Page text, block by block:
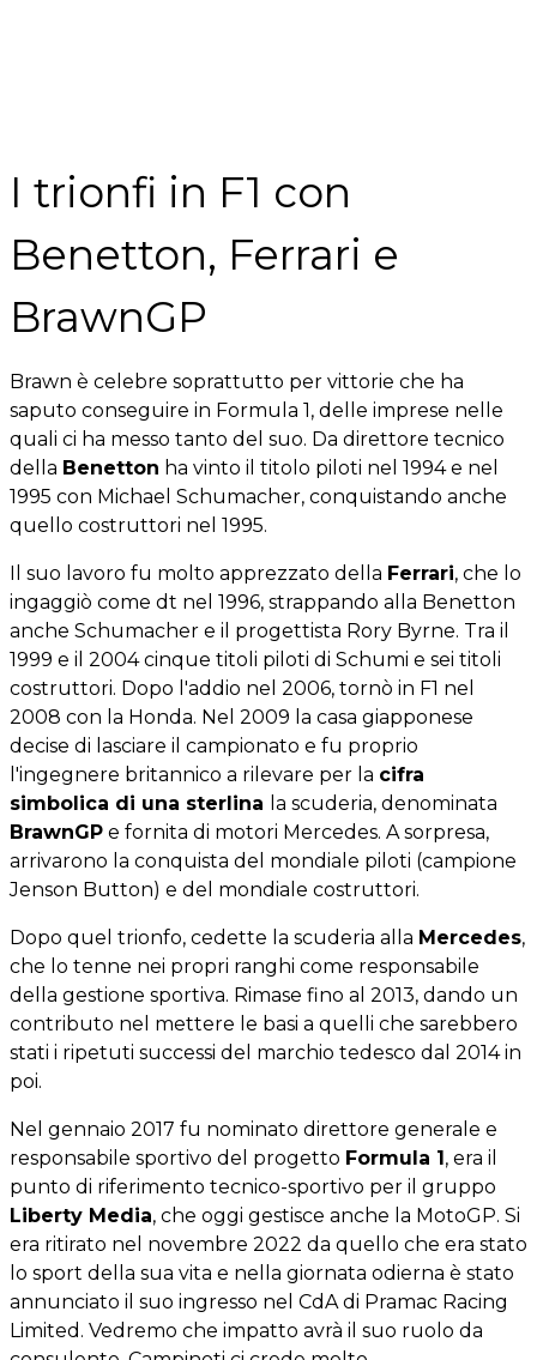
I trionfi in F1 con
Benetton, Ferrari e
BrawnGP
Brawn è celebre soprattutto per vittorie che ha
saputo conseguire in Formula 1, delle imprese nelle
quali ci ha messo tanto del suo. Da direttore tecnico
della Benetton ha vinto il titolo piloti nel 1994 e nel
1995 con Michael Schumacher, conquistando anche
quello costruttori nel 1995.
Il suo lavoro fu molto apprezzato della Ferrari, che lo
ingaggiò come dt nel 1996, strappando alla Benetton
anche Schumacher e il progettista Rory Byrne. Tra il
1999 e il 2004 cinque titoli piloti di Schumi e sei titoli
costruttori. Dopo l'addio nel 2006, tornò in F1 nel
2008 con la Honda. Nel 2009 la casa giapponese
decise di lasciare il campionato e fu proprio
l'ingegnere britannico a rilevare per la cifra
simbolica di una sterlina la scuderia, denominata
BrawnGP e fornita di motori Mercedes. A sorpresa,
arrivarono la conquista del mondiale piloti (campione
Jenson Button) e del mondiale costruttori.
Dopo quel trionfo, cedette la scuderia alla Mercedes,
che lo tenne nei propri ranghi come responsabile
della gestione sportiva. Rimase fino al 2013, dando un
contributo nel mettere le basi a quelli che sarebbero
stati i ripetuti successi del marchio tedesco dal 2014 in
poi.
Nel gennaio 2017 fu nominato direttore generale e
responsabile sportivo del progetto Formula 1, era il
punto di riferimento tecnico-sportivo per il gruppo
Liberty Media, che oggi gestisce anche la MotoGP. Si
era ritirato nel novembre 2022 da quello che era stato
lo sport della sua vita e nella giornata odierna è stato
annunciato il suo ingresso nel CdA di Pramac Racing
Limited. Vedremo che impatto avrà il suo ruolo da